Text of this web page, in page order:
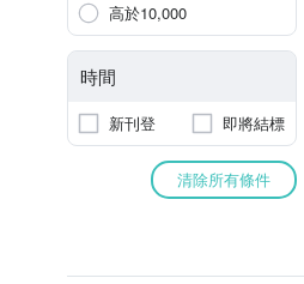
高於10,000
時間
新刊登 即將結標
清除所有條件